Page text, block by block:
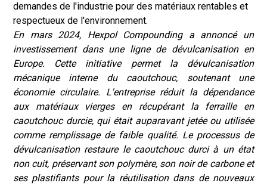
demandes de l'industrie pour des matériaux rentables et
respectueux de l'environnement.
En mars 2024, Hexpol Compounding a annoncé un
investissement dans une ligne de dévulcanisation en
Europe. Cette initiative permet la dévulcanisation
mécanique interne du caoutchouc, soutenant une
économie circulaire. L'entreprise réduit la dépendance
aux matériaux vierges en récupérant la ferraille en
caoutchouc durcie, qui était auparavant jetée ou utilisée
comme remplissage de faible qualité. Le processus de
dévulcanisation restaure le caoutchouc durci à un état
non cuit, préservant son polymère, son noir de carbone et
ses plastifiants pour la réutilisation dans de nouveaux